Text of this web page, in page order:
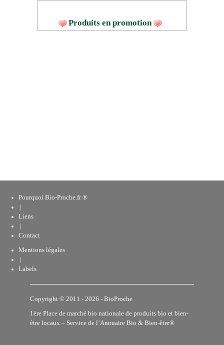
Produits en promotion
Pourquoi Bio-Proche.fr ®
Liens
Contact
Mentions légales
Labels
Copyright © 2011 - 2026 - BioProche
1ère Place de marché bio nationale de produits bio et bien-
être locaux – Service de l’Annuaire Bio & Bien-être®